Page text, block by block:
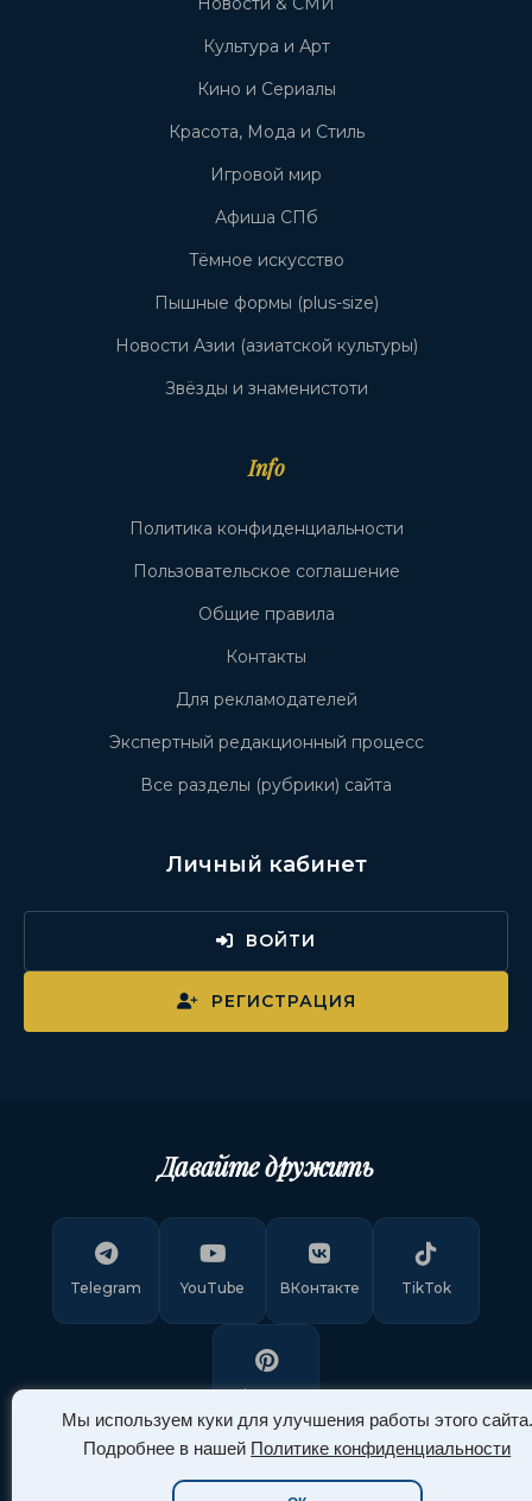
Мы используем куки для улучшения работы этого сайта.
Подробнее в нашей Политике конфиденциальности
Культура и Арт
Кино и Сериалы
Красота, Мода и Стиль
Игровой мир
Афиша СПб
Тёмное искусство
Пышные формы (plus-size)
Новости Азии (азиатской культуры)
Звёзды и знаменистоти
Info
Политика конфиденциальности
Пользовательское соглашение
Общие правила
Контакты
Для рекламодателей
Экспертный редакционный процесс
Все разделы (рубрики) сайта
Личный кабинет
ВОЙТИ
РЕГИСТРАЦИЯ
Давайте дружить
Telegram YouTube ВКонтакте TikTok
Pinterest